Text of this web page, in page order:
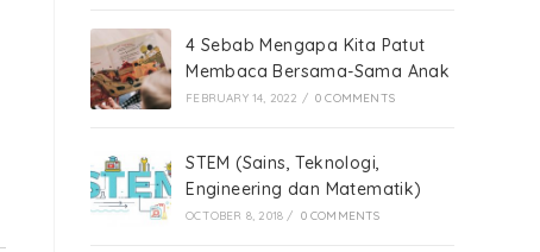
4 Sebab Mengapa Kita Patut
Membaca Bersama-Sama Anak
FEBRUARY 14, 2022 / 0 COMMENTS
STEM (Sains, Teknologi,
Engineering dan Matematik)
OCTOBER 8, 2018 / 0 COMMENTS